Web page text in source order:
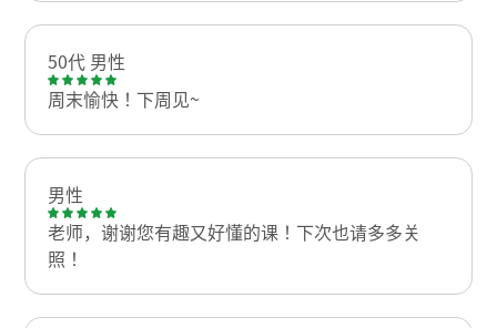
50代 男性
周末愉快！下周见~
男性
老师，谢谢您有趣又好懂的课！下次也请多多关
照！